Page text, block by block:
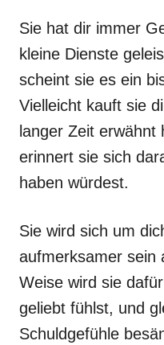
Sie hat dir immer
kleine Dienste
scheint sie es ein
Vielleicht kauft sie
langer Zeit erwähnt
erinnert sie sich
haben würdest.
Sie wird sich um
aufmerksamer sein
Weise wird sie
geliebt fühlst, und
Schuldgefühle